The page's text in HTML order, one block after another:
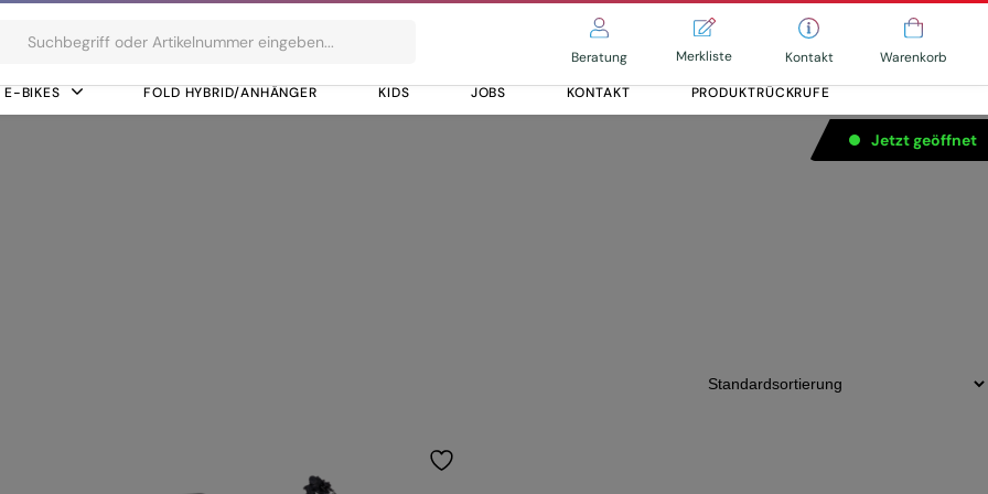
Beratung Merkliste Kontakt
Warenkorb
E-BIKES FOLD HYBRID/ANHÄNGER KIDS JOBS KONTAKT PRODUKTRÜCKRUFE
Jetzt geöffnet